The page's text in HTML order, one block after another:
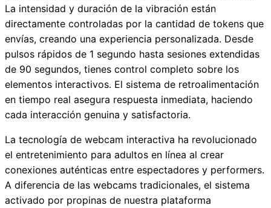
La intensidad y duración de la vibración están
directamente controladas por la cantidad de tokens que
envías, creando una experiencia personalizada. Desde
pulsos rápidos de 1 segundo hasta sesiones extendidas
de 90 segundos, tienes control completo sobre los
elementos interactivos. El sistema de retroalimentación
en tiempo real asegura respuesta inmediata, haciendo
cada interacción genuina y satisfactoria.
La tecnología de webcam interactiva ha revolucionado
el entretenimiento para adultos en línea al crear
conexiones auténticas entre espectadores y performers.
A diferencia de las webcams tradicionales, el sistema
activado por propinas de nuestra plataforma